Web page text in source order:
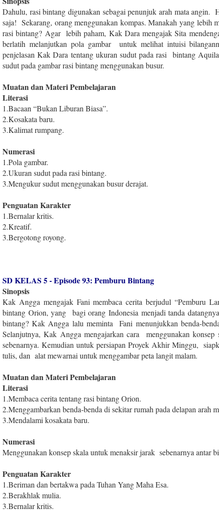
Dahulu, rasi bintang digunakan sebagai penunjuk arah mata angin.
saja! Sekarang, orang menggunakan kompas. Manakah yang lebih
rasi bintang? Agar lebih paham, Kak Dara mengajak Sita
berlatih melanjutkan pola gambar untuk melihat intuisi
penjelasan Kak Dara tentang ukuran sudut pada rasi bintang
sudut pada gambar rasi bintang menggunakan busur.
Muatan dan Materi Pembelajaran
Literasi
1.Bacaan “Bukan Liburan Biasa”.
2.Kosakata baru.
3.Kalimat rumpang.
Numerasi
1.Pola gambar.
2.Ukuran sudut pada rasi bintang.
3.Mengukur sudut menggunakan busur derajat.
Penguatan Karakter
1.Bernalar kritis.
2.Kreatif.
3.Bergotong royong.
SD KELAS 5 - Episode 93: Pemburu Bintang
Sinopsis
Kak Angga mengajak Fani membaca cerita berjudul “Pemburu
bintang Orion, yang bagi orang Indonesia menjadi tanda
bintang? Kak Angga lalu meminta Fani menunjukkan benda-
Selanjutnya, Kak Angga mengajarkan cara menggunakan
sebenarnya. Kemudian untuk persiapan Proyek Akhir Minggu,
tulis, dan alat mewarnai untuk menggambar peta langit malam.
Muatan dan Materi Pembelajaran
Literasi
1.Membaca cerita tentang rasi bintang Orion.
2.Menggambarkan benda-benda di sekitar rumah pada delapan arah
3.Mendalami kosakata baru.
Numerasi
Menggunakan konsep skala untuk menaksir jarak sebenarnya antar
Penguatan Karakter
1.Beriman dan bertakwa pada Tuhan Yang Maha Esa.
2.Berakhlak mulia.
3.Bernalar kritis.